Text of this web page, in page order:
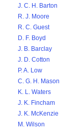
J. C. H. Barton
R. J. Moore
R. C. Guest
D. F. Boyd
J. B. Barclay
J. D. Cotton
P. A. Low
C. G. H. Mason
K. L. Waters
J. K. Fincham
J. K. McKenzie
M. Wilson